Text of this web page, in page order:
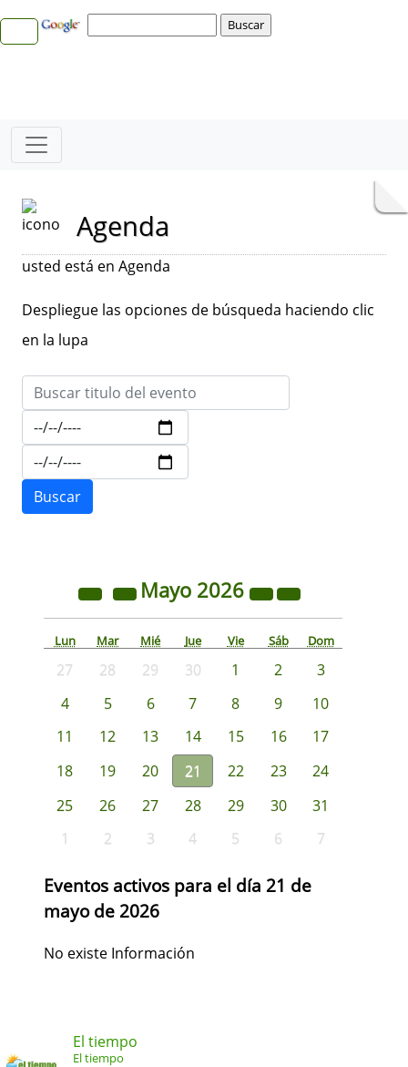
Agenda
usted está en Agenda
Despliegue las opciones de búsqueda haciendo clic
en la lupa
Mayo 2026
Lun Mar Mié Jue Vie Sáb Dom
27 28 29 30 1 2
3
4
5 6 7 8 9
10
11
12 13 14 15 16
17
18
19 20 21 22 23
24
25
26 27 28 29 30
31
1
2 3 4 5 6 7
Eventos activos para el día 21 de
mayo de 2026
No existe Información
El tiempo
El tiempo